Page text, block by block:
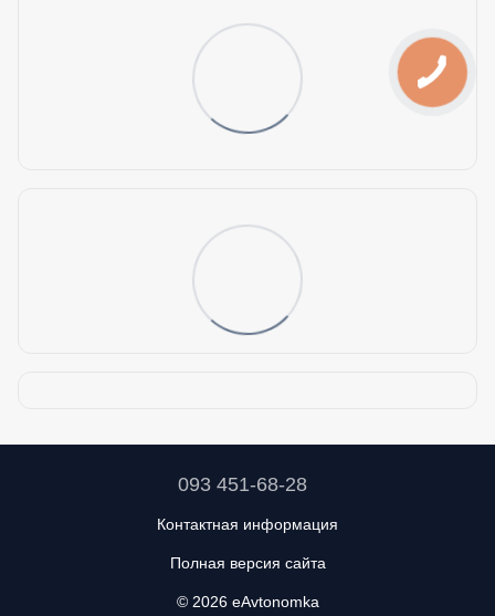
093 451-68-28
Контактная информация
Полная версия сайта
© 2026 eAvtonomka